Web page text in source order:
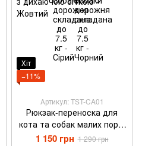
Хіт
−11%
Артикул: TST-CA01
Рюкзак-переноска для
кота та собак малих порід
з дихаючою сіткою -
1 150 грн 1 290 грн